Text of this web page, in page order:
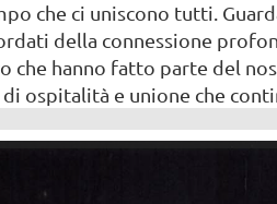
che ci uniscono tutti.
della connessione
che hanno fatto parte del
ospitalità e unione che